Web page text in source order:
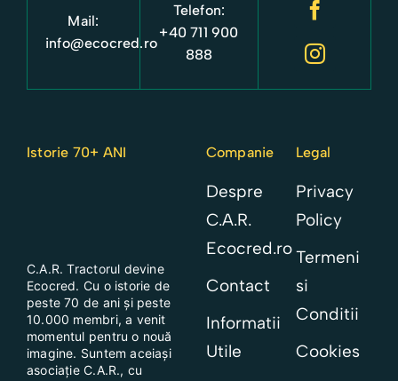
Mail:
info@ecocred.ro
Telefon:
+40 711 900
888
Istorie 70+ ANI
C.A.R. Tractorul devine
Ecocred. Cu o istorie de
peste 70 de ani și peste
10.000 membri, a venit
momentul pentru o nouă
imagine. Suntem aceiași
asociație C.A.R., cu
Companie
Despre
C.A.R.
Ecocred.ro
Contact
Informatii
Utile
Legal
Privacy
Policy
Termeni
si
Conditii
Cookies